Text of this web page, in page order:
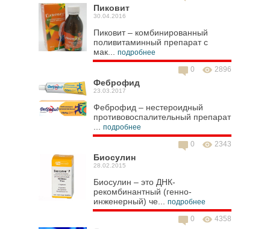
Пиковит
30.04.2016
Пиковит – комбинированный
поливитаминный препарат с
мак... подробнее
2896
0
Феброфид
23.03.2017
Феброфид – нестероидный
противовоспалительный препарат
подробнее
2343
0
Биосулин
28.02.2015
Биосулин – это ДНК-
рекомбинантный (генно-
инженерный) че... подробнее
4358
0